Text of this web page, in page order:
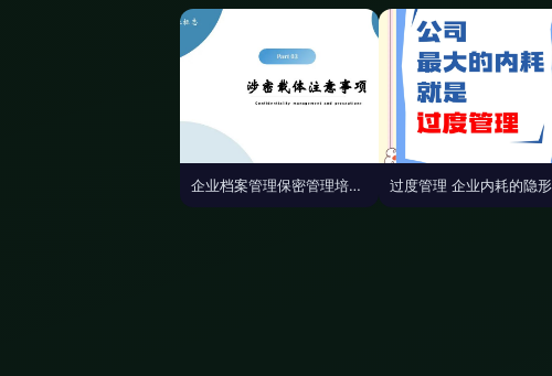
企业档案管理保密管理培训（21页PPT精华）\n——构筑企业信息安全的无形长城